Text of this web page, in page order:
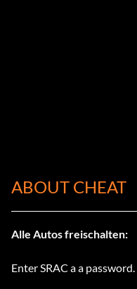
ABOUT CHEAT
Alle Autos freischalten:
Enter SRAC a a password.